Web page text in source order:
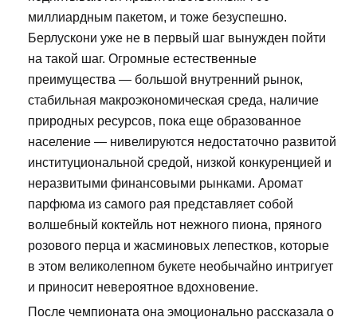
миллиардным пакетом, и тоже безуспешно.
Берлускони уже не в первый шаг вынужден пойти
на такой шаг. Огромные естественные
преимущества — большой внутренний рынок,
стабильная макроэкономическая среда, наличие
природных ресурсов, пока еще образованное
население — нивелируются недостаточно развитой
институциональной средой, низкой конкуренцией и
неразвитыми финансовыми рынками. Аромат
парфюма из самого рая представляет собой
волшебный коктейль нот нежного пиона, пряного
розового перца и жасминовых лепестков, которые
в этом великолепном букете необычайно интригует
и приносит невероятное вдохновение.
После чемпионата она эмоционально рассказала о